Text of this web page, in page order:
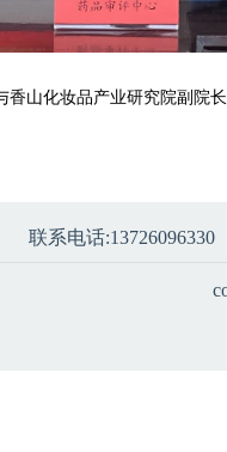
山化妆品产业研究院副院
联系电话:13726096330